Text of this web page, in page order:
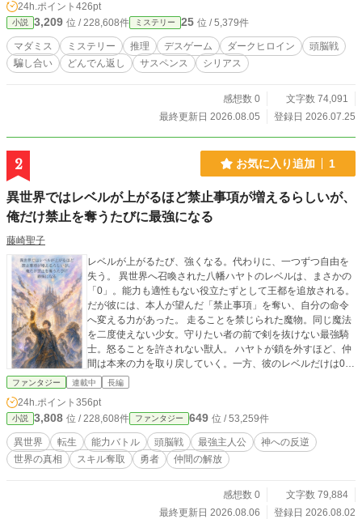
「リアル・デスゲーム」が幕を開けた。 吊るされる死体、偽
装される密室、そして死んだはずの灰原が残した悪意のジオ
ラマ。 この館に潜む、狂気のゲームマスター（第九の人間）
は一体誰なのか？ なぜ犯人は、紗夜が灰原を殺した「第一の
事件の真犯人」であることを知っているのか？ 次々と起こる
面と捉え、生き残りを賭けた頭脳戦に身を投じていく。 横領
犯、愛人、遺産を狙う毒婦、そして復讐者。 全員が悪人で、
な闇財産を奪い去るための「最悪なエンディング（トゥルー
エンド）」を自ら書き換えていく――！
24h.ポイント 426pt
小説 3,209 位 / 228,608件 ミステリー 25 位 / 5,379件
マダミス ミステリー 推理 デスゲーム ダークヒロイン
頭脳戦
騙し合い
どんでん返し サスペンス シリアス
感想数 0
文字数 74,091
最終更新日 2026.08.05
登録日 2026.07.25
2 お気に入り追加 1
異世界ではレベルが上がるほど禁止事項が増えるらしいが、
俺だけ禁止を奪うたびに最強になる
藤崎聖子
レベルが上がるたび、強くなる。代わりに、一つずつ自由を
失う。 異世界へ召喚された八幡ハヤトのレベルは、まさかの
「0」。能力も適性もない役立たずとして王都を追放される。
だが彼には、本人が望んだ「禁止事項」を奪い、自分の命令
へ変える力があった。 走ることを禁じられた魔物。同じ魔法
を二度使えない少女。守りたい者の前で剣を抜けない最強騎
士。怒ることを許されない獣人。 ハヤトが鎖を外すほど、仲
間は本来の力を取り戻していく。一方、彼のレベルだけは0の
まま。やがて一行は、レベル制度の裏に隠された神の失敗
に従うのか。危険を引き受けても、自分で選ぶのか。 これ
は、神が完成させた世界を壊し、「選び直せる世界」を作る
物語。
ファンタジー 連載中 長編
24h.ポイント 356pt
小説 3,808 位 / 228,608件 ファンタジー 649 位 / 53,259件
異世界 転生 能力バトル 頭脳戦 最強主人公
神への反逆
世界の真相
スキル奪取 勇者 仲間の解放
感想数 0
文字数 79,884
最終更新日 2026.08.06
登録日 2026.08.02